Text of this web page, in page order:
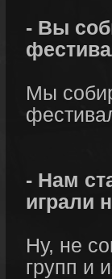
- Вы
Мы
- Нам
играли
Ну, не
групп и